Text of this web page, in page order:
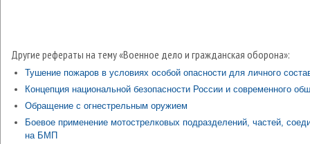
Другие рефераты на тему «Военное дело и гражданская оборона»:
Тушение пожаров в условиях особой опасности для личного
Концепция национальной безопасности России и современного
Обращение с огнестрельным оружием
Боевое применение мотострелковых подразделений, частей,
на БМП